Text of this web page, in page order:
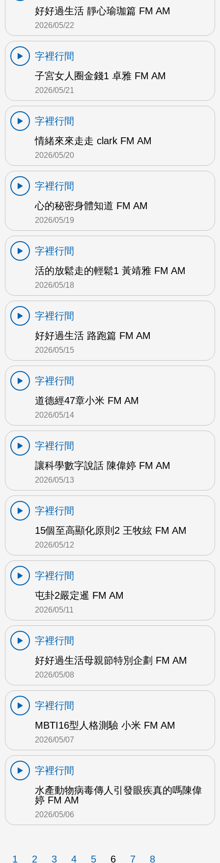
好好過生活 靜心瑜珈篇 FM AM
2026/05/22
字裡行間
子宮女人圈金錢1 卓雅 FM AM
2026/05/21
字裡行間
情緒來來走走 clark FM AM
2026/05/20
字裡行間
心的秘密身體知道 FM AM
2026/05/19
字裡行間
活的放鬆走的輕鬆1 黃靖雅 FM AM
2026/05/18
字裡行間
好好過生活 路跑篇 FM AM
2026/05/15
字裡行間
道德經47章小米 FM AM
2026/05/14
字裡行間
讓科學數字說話 陳偉婷 FM AM
2026/05/13
字裡行間
15個至高顯化原則2 王牧絃 FM AM
2026/05/12
字裡行間
屯卦2嚴定暹 FM AM
2026/05/11
字裡行間
好好過生活母親節特別企劃 FM AM
2026/05/08
字裡行間
MBTI16型人格測驗 小米 FM AM
2026/05/07
字裡行間
水產動物病毒傳人引發眼疾真的嗎陳偉
婷 FM AM
2026/05/06
1 2 3 4 5 6 7 8